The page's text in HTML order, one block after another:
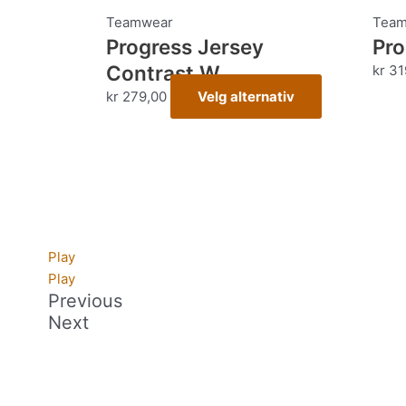
Teamwear
Progress Jersey
Contrast W
kr 279,00 Velg alternativ
produktet
kr
Play
Play
Previous
Next